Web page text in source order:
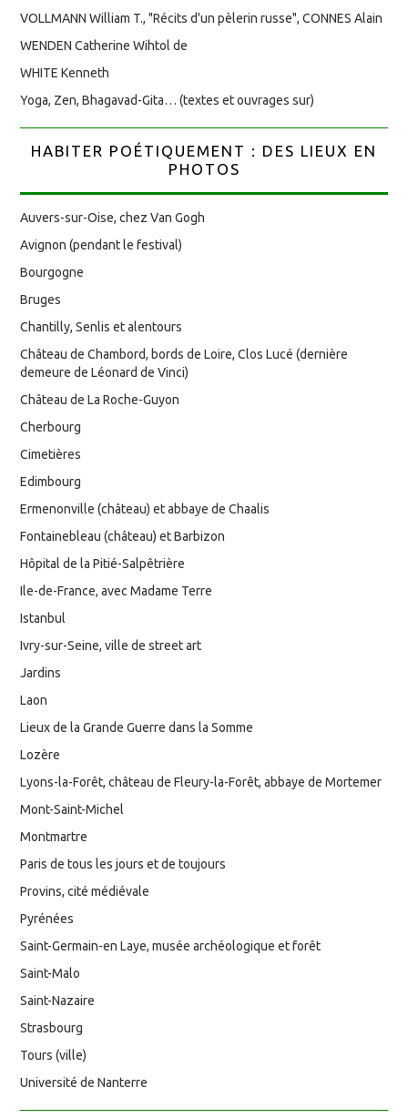
VOLLMANN William T., "Récits d'un pèlerin russe", CONNES Alain
WENDEN Catherine Wihtol de
WHITE Kenneth
Yoga, Zen, Bhagavad-Gita… (textes et ouvrages sur)
HABITER POÉTIQUEMENT : DES LIEUX EN
PHOTOS
Auvers-sur-Oise, chez Van Gogh
Avignon (pendant le festival)
Bourgogne
Bruges
Chantilly, Senlis et alentours
Château de Chambord, bords de Loire, Clos Lucé (dernière
demeure de Léonard de Vinci)
Château de La Roche-Guyon
Cherbourg
Cimetières
Edimbourg
Ermenonville (château) et abbaye de Chaalis
Fontainebleau (château) et Barbizon
Hôpital de la Pitié-Salpêtrière
Ile-de-France, avec Madame Terre
Istanbul
Ivry-sur-Seine, ville de street art
Jardins
Laon
Lieux de la Grande Guerre dans la Somme
Lozère
Lyons-la-Forêt, château de Fleury-la-Forêt, abbaye de Mortemer
Mont-Saint-Michel
Montmartre
Paris de tous les jours et de toujours
Provins, cité médiévale
Pyrénées
Saint-Germain-en Laye, musée archéologique et forêt
Saint-Malo
Saint-Nazaire
Strasbourg
Tours (ville)
Université de Nanterre